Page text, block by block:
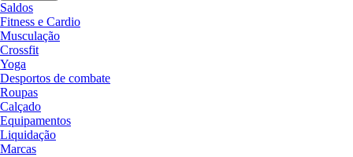
Saldos
Fitness e Cardio
Musculação
Crossfit
Yoga
Desportos de combate
Roupas
Calçado
Equipamentos
Liquidação
Marcas